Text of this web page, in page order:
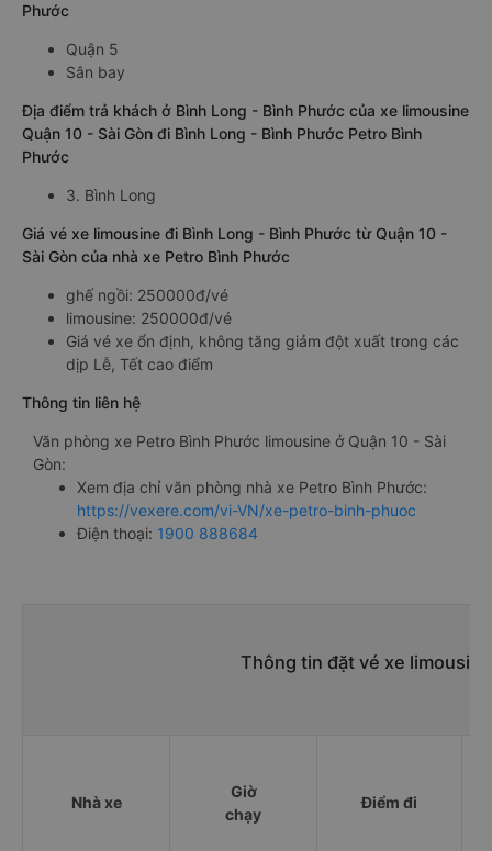
Phước
Quận 5
Sân bay
Địa điểm trả khách ở Bình Long - Bình Phước của xe limousine
Quận 10 - Sài Gòn đi Bình Long - Bình Phước Petro Bình
Phước
3. Bình Long
Giá vé xe limousine đi Bình Long - Bình Phước từ Quận 10 -
Sài Gòn của nhà xe Petro Bình Phước
ghế ngồi: 250000đ/vé
limousine: 250000đ/vé
Giá vé xe ổn định, không tăng giảm đột xuất trong các
dịp Lễ, Tết cao điểm
Thông tin liên hệ
Văn phòng xe Petro Bình Phước limousine ở Quận 10 - Sài
Gòn:
Xem địa chỉ văn phòng nhà xe Petro Bình Phước:
https://vexere.com/vi-VN/xe-petro-binh-phuoc
Điện thoại: 1900 888684
Thông tin đặt vé xe
Nhà xe
Giờ
chạy
Điểm đi